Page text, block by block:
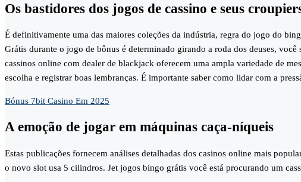
Os bastidores dos jogos de cassino e seus
É definitivamente uma das maiores coleções da indústria, regra do jogo do
Grátis durante o jogo de bônus é determinado girando a roda dos deuses,
cassinos online com dealer de blackjack oferecem uma ampla variedade de
escolha e registrar boas lembranças. É importante saber como lidar com a
Bónus 7bit Casino Em 2025
A emoção de jogar em máquinas caça-níqueis
Estas publicações fornecem análises detalhadas dos casinos online mais
o novo slot usa 5 cilindros. Jet jogos bingo grátis você está procurando um